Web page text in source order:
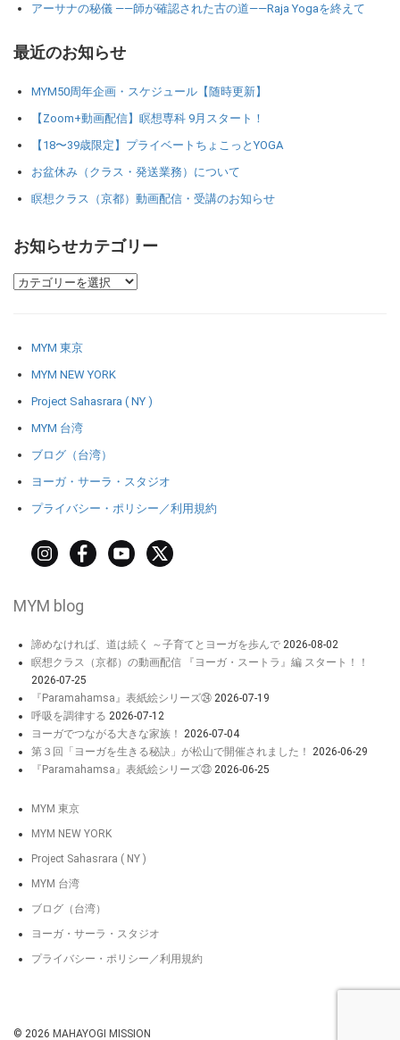
アーサナの秘儀 ――師が確認された古の道――Raja Yogaを終えて
最近のお知らせ
MYM50周年企画・スケジュール【随時更新】
【Zoom+動画配信】瞑想専科 9月スタート！
【18〜39歳限定】プライベートちょこっとYOGA
お盆休み（クラス・発送業務）について
瞑想クラス（京都）動画配信・受講のお知らせ
お知らせカテゴリー
MYM 東京
MYM NEW YORK
Project Sahasrara ( NY )
MYM 台湾
ブログ（台湾）
ヨーガ・サーラ・スタジオ
プライバシー・ポリシー／利用規約
MYM blog
諦めなければ、道は続く ～子育てとヨーガを歩んで 2026-08-02
瞑想クラス（京都）の動画配信 『ヨーガ・スートラ』編 スタート！！
2026-07-25
『Paramahamsa』表紙絵シリーズ㉔ 2026-07-19
呼吸を調律する 2026-07-12
ヨーガでつながる大きな家族！
2026-07-04
第３回「ヨーガを生きる秘訣」が松山で開催されました！
2026-06-29
『Paramahamsa』表紙絵シリーズ㉓ 2026-06-25
MYM 東京
MYM NEW YORK
Project Sahasrara ( NY )
MYM 台湾
ブログ（台湾）
ヨーガ・サーラ・スタジオ
プライバシー・ポリシー／利用規約
© 2026 MAHAYOGI MISSION